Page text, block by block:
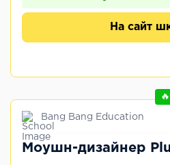
На сайт
Bang Bang Education
Моушн-дизайнер